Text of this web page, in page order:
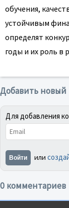
обучения,
устойчивым
определят
годы и их роль в
Добавить
Для добавления
Войти или
0 комментариев